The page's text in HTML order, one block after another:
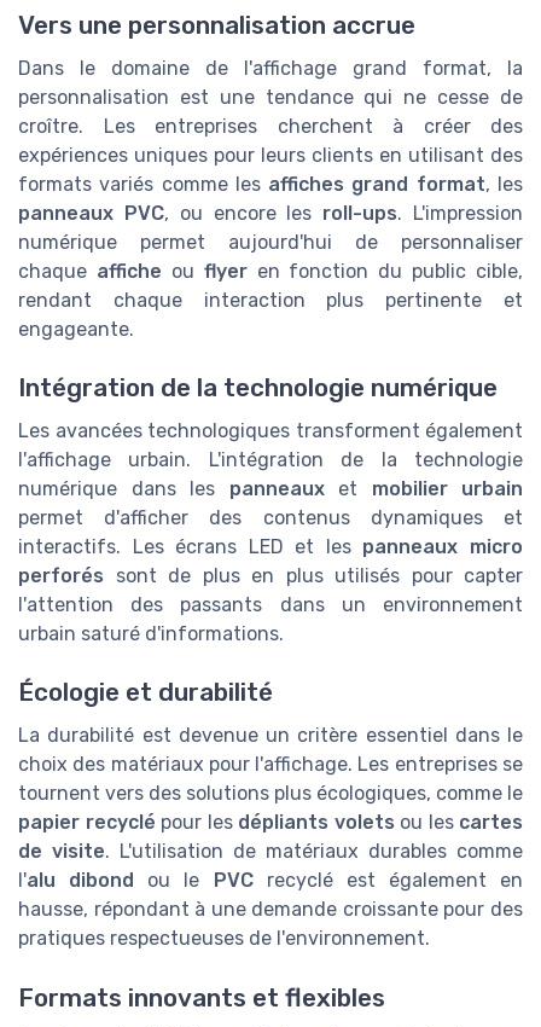
Vers une personnalisation accrue
Dans le domaine de l'affichage grand format, la
personnalisation est une tendance qui ne cesse de
croître. Les entreprises cherchent à créer des
expériences uniques pour leurs clients en utilisant des
formats variés comme les affiches grand format, les
panneaux PVC, ou encore les roll-ups. L'impression
numérique permet aujourd'hui de personnaliser
chaque affiche ou flyeren fonction du public cible,
rendant chaque interaction plus pertinente et
engageante.
Intégration de la technologie numérique
Les avancées technologiques transforment également
l'affichage urbain. L'intégration de la technologie
numérique dans les panneauxet mobilier urbain
permet d'afficher des contenus dynamiques et
interactifs. Les écrans LED et les panneaux micro
perforés sont de plus en plus utilisés pour capter
l'attention des passants dans un environnement
urbain saturé d'informations.
Écologie et durabilité
La durabilité est devenue un critère essentiel dans le
choix des matériaux pour l'affichage. Les entreprises se
tournent vers des solutions plus écologiques, comme le
papier recyclé pour les dépliants volets ou les cartes
de visite. L'utilisation de matériaux durables comme
l'alu dibond ou le PVCrecyclé est également en
hausse, répondant à une demande croissante pour des
pratiques respectueuses de l'environnement.
Formats innovants et flexibles